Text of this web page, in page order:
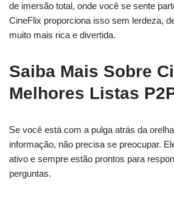
de imersão total, onde você se sente
CineFlix proporciona isso sem lerdeza,
muito mais rica e divertida.
Saiba Mais Sobre
Melhores Listas
Se você está com a pulga atrás da
informação, não precisa se preocupar.
ativo e sempre estão prontos para
perguntas.